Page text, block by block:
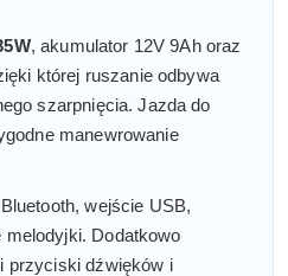
, akumulator 12V 9Ah oraz
której ruszanie odbywa
szarpnięcia. Jazda do
manewrowanie
wejście USB,
Dodatkowo
przyciski dźwięków i